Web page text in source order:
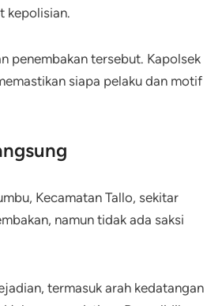
kepolisian.
penembakan tersebut. Kapolsek
siapa pelaku dan motif
Kecamatan Tallo, sekitar
namun tidak ada saksi
termasuk arah kedatangan